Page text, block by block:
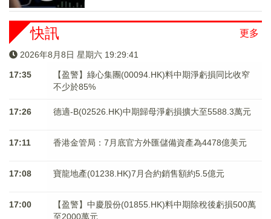
更多
快訊
2026年8月8日 星期六 19:29:41
17:35
【盈警】綠心集團(00094.HK)料中期淨虧損同比收窄
不少於85%
17:26 德適-B(02526.HK)中期歸母淨虧損擴大至5588.3萬元
17:11 香港金管局：7月底官方外匯儲備資產為4478億美元
17:08 寶龍地產(01238.HK)7月合約銷售額約5.5億元
17:00
【盈警】中慶股份(01855.HK)料中期除稅後虧損500萬
至2000萬元